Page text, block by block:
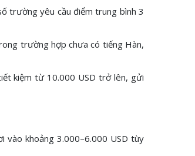
trường yêu cầu điểm trung bình 3
trường hợp chưa có tiếng Hàn,
kiệm từ 10.000 USD trở lên, gửi
vào khoảng 3.000–6.000 USD tùy